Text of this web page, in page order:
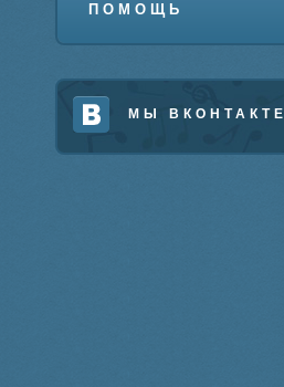
ПОМОЩЬ
МЫ ВКОНТАКТЕ